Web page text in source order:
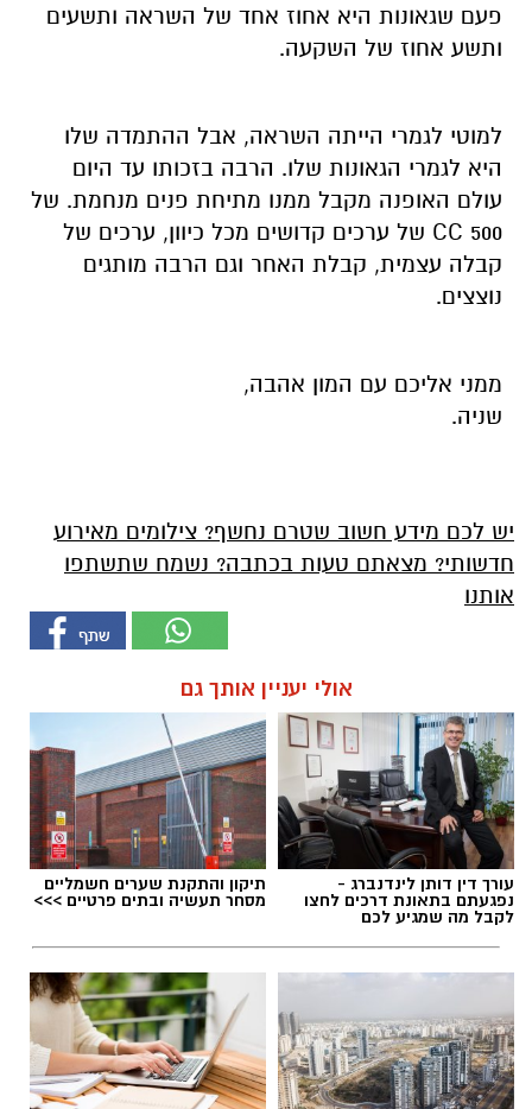
פעם שגאונות היא אחוז אחד של השראה ותשעים
ותשע אחוז של השקעה.
למוטי לגמרי הייתה השראה, אבל ההתמדה שלו
היא לגמרי הגאונות שלו. הרבה בזכותו עד היום
עולם האופנה מקבל ממנו מתיחת פנים מנחמת. של
500
CC של ערכים קדושים מכל כיוון, ערכים של
קבלה עצמית, קבלת האחר וגם הרבה מותגים
נוצצים.
ממני אליכם עם המון אהבה,
שניה.
יש לכם מידע חשוב שטרם נחשף? צילומים מאירוע
חדשותי? מצאתם טעות בכתבה? נשמח שתשתפו
אותנו
אולי יעניין אותך גם
עורך דין דותן לינדנברג -
נפגעתם בתאונת דרכים לחצו
לקבל מה שמגיע לכם
תיקון והתקנת שערים חשמליים
מסחר תעשיה ובתים פרטיים >>>